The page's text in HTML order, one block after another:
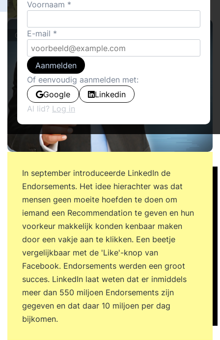
Maarten Hack
19
Columns
In september introduceerde LinkedIn de
Endorsements. Het idee hierachter was dat
mensen geen moeite hoefden te doen om
iemand een Recommendation te geven en hun
voorkeur makkelijk konden kenbaar maken
door een vakje aan te klikken. Een beetje
vergelijkbaar met de 'Like'-knop van
Facebook. Endorsements werden een groot
succes. LinkedIn laat weten dat er inmiddels
meer dan 550 miljoen Endorsements zijn
gegeven en dat daar 10 miljoen per dag
bijkomen.
Voornaam
E-mail
Aanmelden
Of eenvoudig aanmelden met:
Google
Linkedin
Al lid? Log in